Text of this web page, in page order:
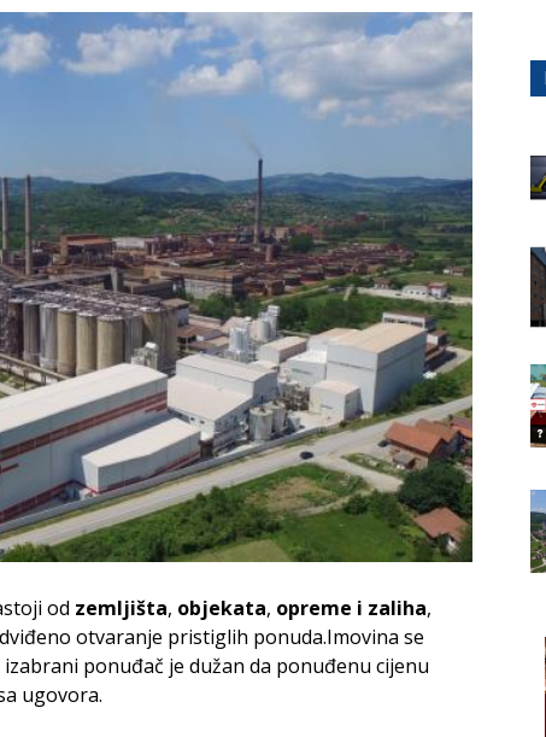
od zemljišta, objekata, opreme i zaliha,
otvaranje pristiglih ponuda.Imovina se
ponuđač je dužan da ponuđenu cijenu
ugovora.